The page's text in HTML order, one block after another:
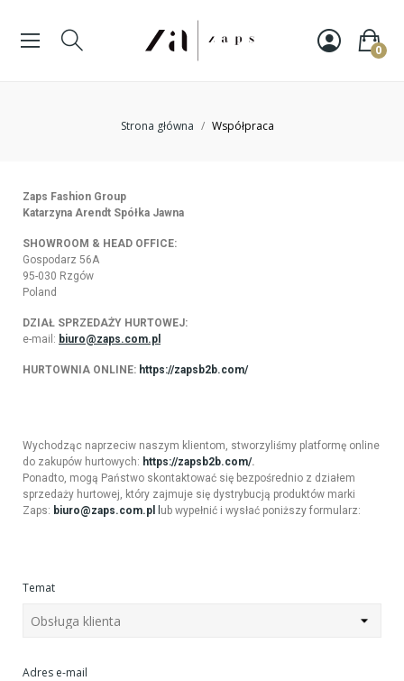
0
Strona główna Współpraca
Zaps Fashion Group
Katarzyna Arendt Spółka Jawna
SHOWROOM & HEAD OFFICE:
Gospodarz 56A
95-030 Rzgów
Poland
DZIAŁ SPRZEDAŻY HURTOWEJ:
e-mail: biuro@zaps.com.pl
HURTOWNIA ONLINE: https://zapsb2b.com/
Wychodząc naprzeciw naszym klientom, stworzyliśmy platformę online
do zakupów hurtowych: https://zapsb2b.com/.
Ponadto, mogą Państwo skontaktować się bezpośrednio z działem
sprzedaży hurtowej, który zajmuje się dystrybucją produktów marki
Zaps: biuro@zaps.com.pl ub wypełnić i wysłać poniższy formularz:
Temat
Adres e-mail